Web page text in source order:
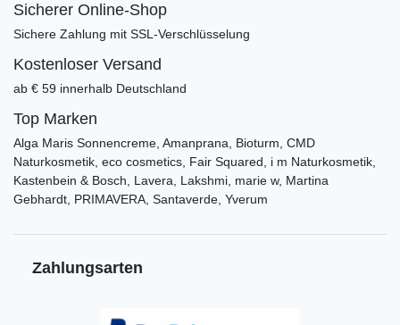
Sicherer Online-Shop
Sichere Zahlung mit SSL-Verschlüsselung
Kostenloser Versand
ab € 59 innerhalb Deutschland
Top Marken
Alga Maris Sonnencreme, Amanprana, Bioturm, CMD
Naturkosmetik, eco cosmetics, Fair Squared, i m Naturkosmetik,
Kastenbein & Bosch, Lavera, Lakshmi, marie w, Martina
Gebhardt, PRIMAVERA, Santaverde, Yverum
Zahlungsarten